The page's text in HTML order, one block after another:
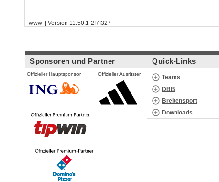
www | Version 11.50.1-2f7f327
Sponsoren und Partner
Offizieller Hauptsponsor Offizieller Ausrüster
Quick-Links
Teams
DBB
Breitensport
Downloads